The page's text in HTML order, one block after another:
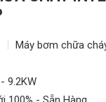
Máy bơm chữa
9.2KW